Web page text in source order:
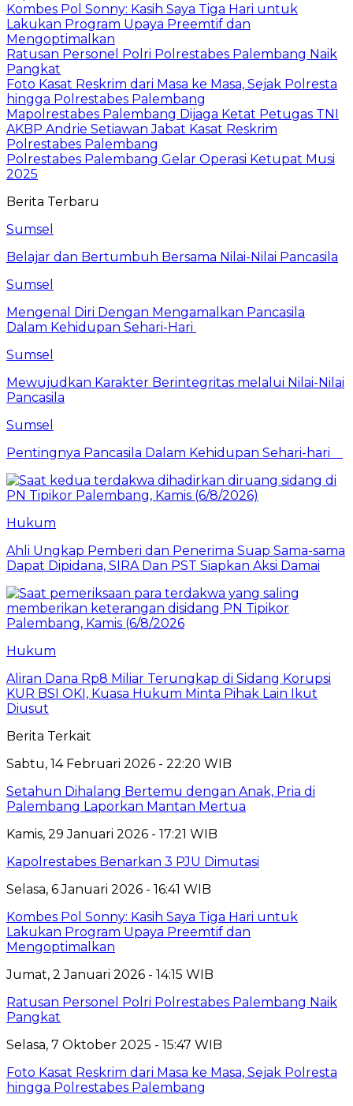
Kombes Pol Sonny: Kasih Saya Tiga Hari untuk
Lakukan Program Upaya Preemtif dan
Mengoptimalkan
Ratusan Personel Polri Polrestabes Palembang Naik
Pangkat
Foto Kasat Reskrim dari Masa ke Masa, Sejak Polresta
hingga Polrestabes Palembang
Mapolrestabes Palembang Dijaga Ketat Petugas TNI
AKBP Andrie Setiawan Jabat Kasat Reskrim
Polrestabes Palembang
Polrestabes Palembang Gelar Operasi Ketupat Musi
2025
Berita Terbaru
Sumsel
Belajar dan Bertumbuh Bersama Nilai-Nilai Pancasila
Sumsel
Mengenal Diri Dengan Mengamalkan Pancasila
Dalam Kehidupan Sehari-Hari
Sumsel
Mewujudkan Karakter Berintegritas melalui Nilai-Nilai
Pancasila
Sumsel
Pentingnya Pancasila Dalam Kehidupan Sehari-hari
Hukum
Ahli Ungkap Pemberi dan Penerima Suap Sama-sama
Dapat Dipidana, SIRA Dan PST Siapkan Aksi Damai
Hukum
Aliran Dana Rp8 Miliar Terungkap di Sidang Korupsi
KUR BSI OKI, Kuasa Hukum Minta Pihak Lain Ikut
Diusut
Berita Terkait
Sabtu, 14 Februari 2026 - 22:20 WIB
Setahun Dihalang Bertemu dengan Anak, Pria di
Palembang Laporkan Mantan Mertua
Kamis, 29 Januari 2026 - 17:21 WIB
Kapolrestabes Benarkan 3 PJU Dimutasi
Selasa, 6 Januari 2026 - 16:41 WIB
Kombes Pol Sonny: Kasih Saya Tiga Hari untuk
Lakukan Program Upaya Preemtif dan
Mengoptimalkan
Jumat, 2 Januari 2026 - 14:15 WIB
Ratusan Personel Polri Polrestabes Palembang Naik
Pangkat
Selasa, 7 Oktober 2025 - 15:47 WIB
Foto Kasat Reskrim dari Masa ke Masa, Sejak Polresta
hingga Polrestabes Palembang